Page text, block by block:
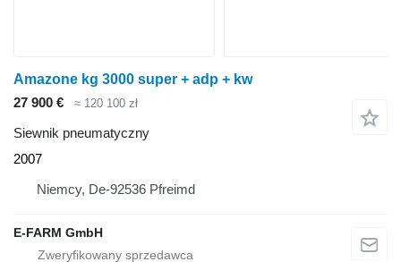
Amazone kg 3000 super + adp + kw
27 900 €
≈ 120 100 zł
Siewnik pneumatyczny
2007
Niemcy, De-92536 Pfreimd
E-FARM GmbH